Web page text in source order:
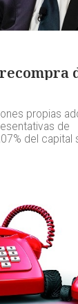
su
propias
de
del capital